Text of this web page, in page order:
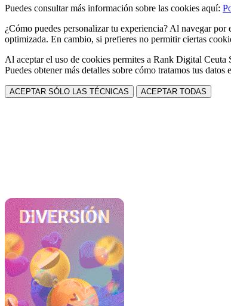
Puedes consultar más información sobre las cookies aquí:
¿Cómo puedes personalizar tu experiencia? Al navegar por
optimizada. En cambio, si prefieres no permitir ciertas
Al aceptar el uso de cookies permites a Rank Digital
Puedes obtener más detalles sobre cómo tratamos tus datos
ACEPTAR SÓLO LAS TÉCNICAS ACEPTAR TODAS